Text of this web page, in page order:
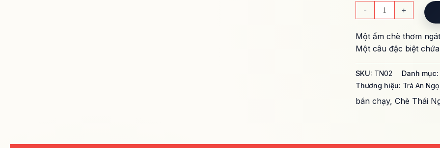
- +
Một ấm chè thơm
Một câu đặc biệt
SKU: TN02 Danh
Thương hiệu: Trà An
bán chạy,Chè Thái